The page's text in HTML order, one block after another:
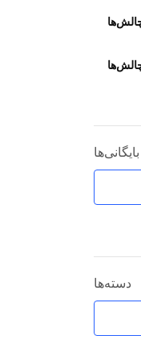
بایگانی‌ها
دسته‌ها